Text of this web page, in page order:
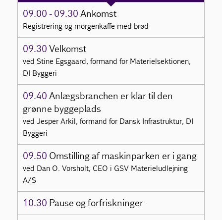
09.00 - 09.30 Ankomst
Registrering og morgenkaffe med brød
09.30 Velkomst
ved Stine Egsgaard, formand for Materielsektionen,
DI Byggeri
09.40 Anlægsbranchen er klar til den
grønne byggeplads
ved Jesper Arkil, formand for Dansk Infrastruktur, DI
Byggeri
09.50 Omstilling af maskinparken er i gang
ved Dan O. Vorsholt, CEO i GSV Materieludlejning
A/S
10.30 Pause og forfriskninger